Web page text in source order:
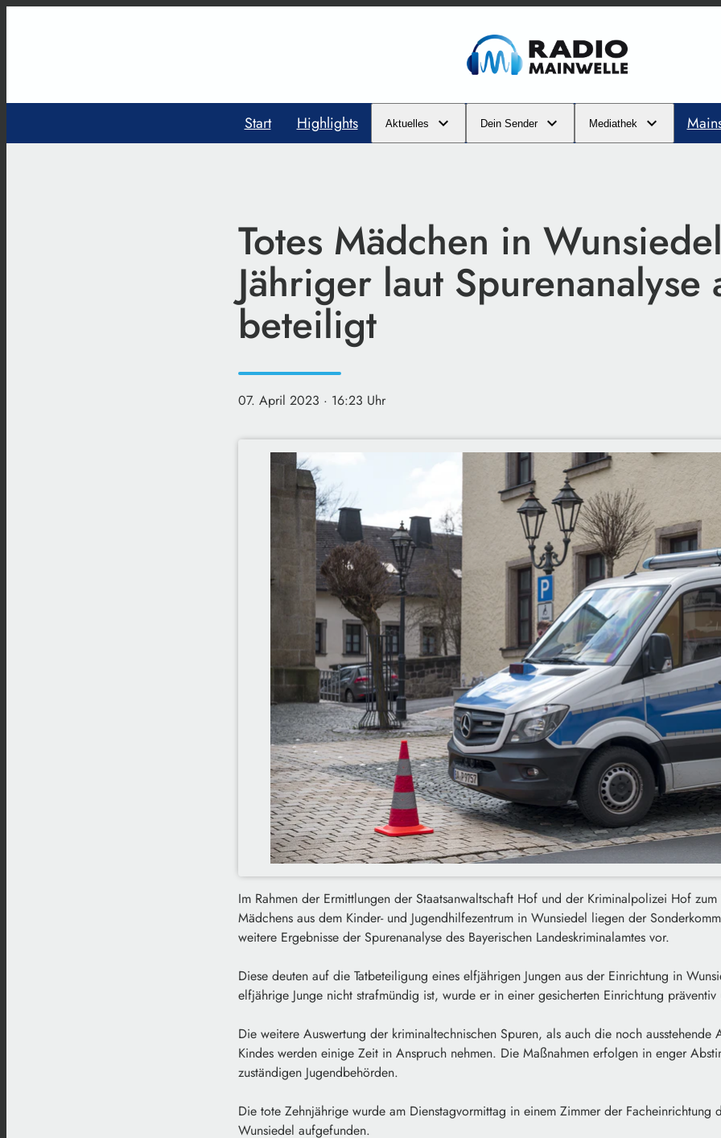
Start Highlights Aktuelles Dein Sender Mediathek
Totes Mädchen in
Jähriger laut Spurenanalyse
beteiligt
07. April 2023 · 16:23 Uhr
Im Rahmen der Ermittlungen der Staatsanwaltschaft Hof und der Kriminalpolizei Hof zum
Mädchens aus dem Kinder- und Jugendhilfezentrum in Wunsiedel liegen der
weitere Ergebnisse der Spurenanalyse des Bayerischen Landeskriminalamtes vor.
Diese deuten auf die Tatbeteiligung eines elfjährigen Jungen aus der Einrichtung in
elfjährige Junge nicht strafmündig ist, wurde er in einer gesicherten Einrichtung präventiv
Die weitere Auswertung der kriminaltechnischen Spuren, als auch die noch ausstehende
Kindes werden einige Zeit in Anspruch nehmen. Die Maßnahmen erfolgen in enger
zuständigen Jugendbehörden.
Die tote Zehnjährige wurde am Dienstagvormittag in einem Zimmer der Facheinrichtung
Wunsiedel aufgefunden.